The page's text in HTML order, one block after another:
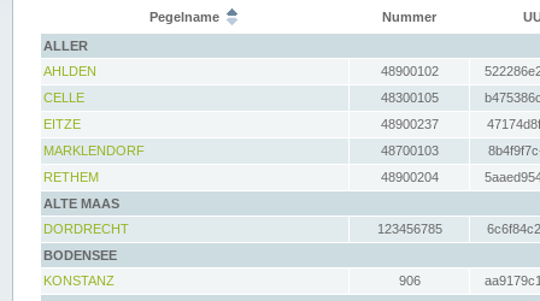
Pegelname Nummer
ALLER
AHLDEN
48900102
CELLE
48300105
EITZE
48900237
MARKLENDORF
48700103
RETHEM
48900204
ALTE MAAS
DORDRECHT
123456785
BODENSEE
KONSTANZ
906